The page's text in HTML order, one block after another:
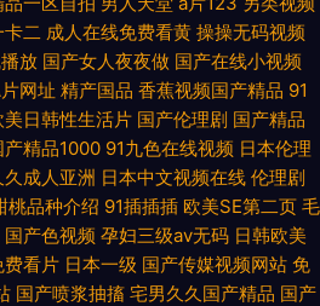
卡二 成人在线免费看黄 操操无码视频
放 国产女人夜夜做 国产在线小视频
网址 精产国品 香蕉视频国产精品 91
美日韩性生活片 国产伦理剧 国产精品
产精品1000 91九色在线视频 日本伦理
久成人亚洲 日本中文视频在线 伦理剧
桃品种介绍 91插插插 欧美SE第二页 毛
国产色视频 孕妇三级av无码 日韩欧美
费看片 日本一级 国产传媒视频网站 免
国产喷浆抽搐 宅男久久国产精品 国产